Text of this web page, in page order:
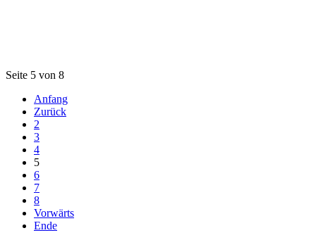
Seite 5 von 8
Anfang
Zurück
2
3
4
5
6
7
8
Vorwärts
Ende